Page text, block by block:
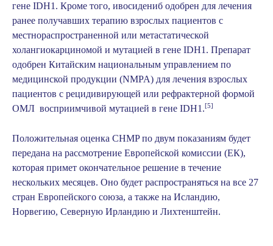
гене IDH1. Кроме того, ивосидениб одобрен для лечения
ранее получавших терапию взрослых пациентов с
местнораспространенной или метастатической
холангиокарциномой и мутацией в гене IDH1. Препарат
одобрен Китайским национальным управлением по
медицинской продукции (NMPA) для лечения взрослых
пациентов с рецидивирующей или рефрактерной формой
ОМЛ восприимчивой мутацией в гене IDH1.[5]
Положительная оценка CHMP по двум показаниям будет
передана на рассмотрение Европейской комиссии (ЕК),
которая примет окончательное решение в течение
нескольких месяцев. Оно будет распространяться на все 27
стран Европейского союза, а также на Исландию,
Норвегию, Северную Ирландию и Лихтенштейн.